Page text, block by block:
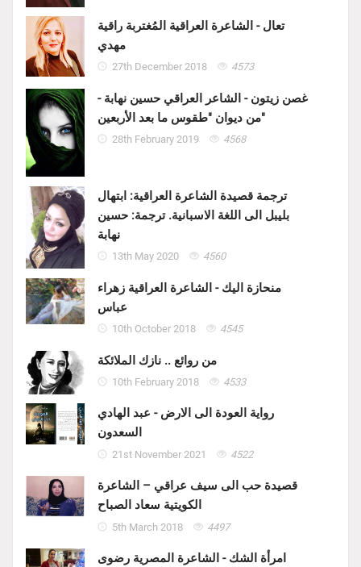
تعال - الشاعرة العراقية المُغتربة راقية
مهدي
27th December 2018 4573
غصن زيتون - الشاعر العراقي حسين نهابة -
من ديوان "طقوس ما بعد الأربعين"
28th February 2019 4568
ترجمة قصيدة الشاعرة العراقية: ابتهال
بليبل الى اللغة الاسبانية. ترجمة: حسين
نهابة
13th May 2020 4560
منحازة اليك - الشاعرة العراقية زهراء
عباس
10th October 2018 4545
من روائع .. نازك الملائكة
10th February 2018 4533
رواية العودة الى الارض - عبد الهادي
السعدون
21st November 2021 4522
قصيدة حب الى سيف عراقي – الشاعرة
الكويتية سعاد الصباح
5th March 2018 4497
امرأة الشك - الشاعرة المصرية رضوى